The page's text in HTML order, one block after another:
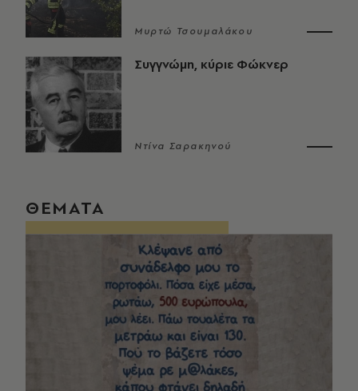
Μυρτώ Τσουμαλάκου
Συγγνώμη, κύριε Φώκνερ
Ντίνα Σαρακηνού
ΘΕΜΑΤΑ